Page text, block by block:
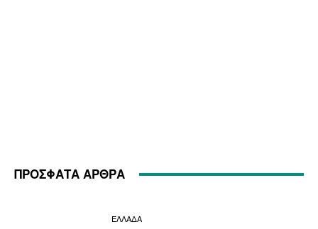
ΠΡΟΣΦΑΤΑ ΑΡΘΡΑ
ΕΛΛΑΔΑ